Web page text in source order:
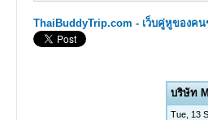
ThaiBuddyTrip.com - เว็บคู่หูของคน
บริษัท
Tue, 13